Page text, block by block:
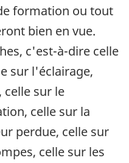
formation ou tout
bien en vue.
c'est-à-dire celle
sur l'éclairage,
sur le
celle sur la
perdue, celle sur
celle sur les